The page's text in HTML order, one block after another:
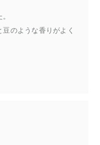
のような香りがよく